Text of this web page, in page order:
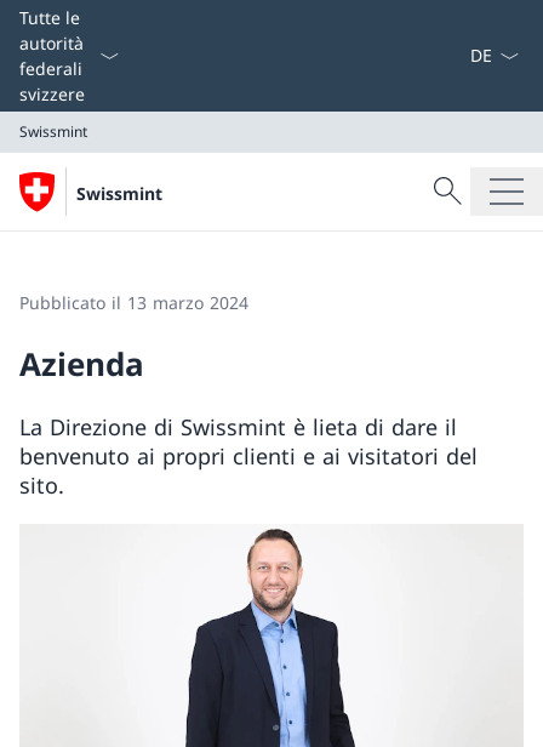
Tutte le
autorità
federali
svizzere
Swissmint
Swissmint
Cercare
Ricerca
Pubblicato il 13 marzo 2024
Azienda
La Direzione di Swissmint è lieta di dare il
benvenuto ai propri clienti e ai visitatori del
sito.